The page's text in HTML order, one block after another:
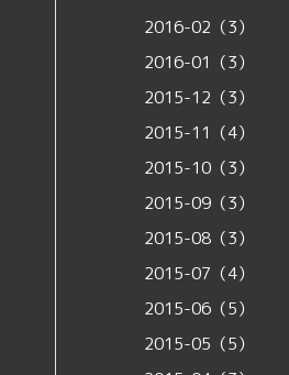
2016-02（3）
2016-01（3）
2015-12（3）
2015-11（4）
2015-10（3）
2015-09（3）
2015-08（3）
2015-07（4）
2015-06（5）
2015-05（5）